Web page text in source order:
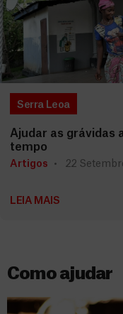
Serra Leoa
Ajudar as grávidas
tempo
Artigos 22
LEIA MAIS
Como ajudar